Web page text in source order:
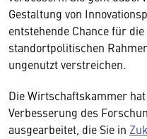
Gestaltung von
entstehende Chance für
standortpolitischen
ungenutzt verstreichen.
Die Wirtschaftskammer
Verbesserung des
ausgearbeitet, die Sie in